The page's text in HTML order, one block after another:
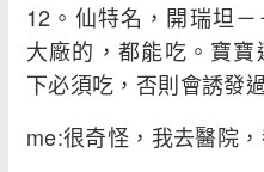
12。仙特名，開瑞坦
大廠的，都能吃。寶
下必須吃，否則會誘發
me:很奇怪，我去醫院